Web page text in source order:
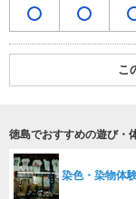
こ
徳島でおすすめの遊び・
染色・染物体